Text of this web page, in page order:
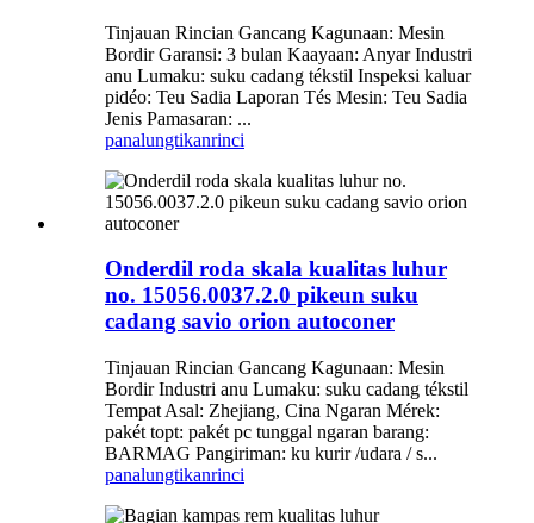
Tinjauan Rincian Gancang Kagunaan: Mesin
Bordir Garansi: 3 bulan Kaayaan: Anyar Industri
anu Lumaku: suku cadang tékstil Inspeksi kaluar
pidéo: Teu Sadia Laporan Tés Mesin: Teu Sadia
Jenis Pamasaran: ...
panalungtikanrinci
Onderdil roda skala kualitas luhur
no. 15056.0037.2.0 pikeun suku
cadang savio orion autoconer
Tinjauan Rincian Gancang Kagunaan: Mesin
Bordir Industri anu Lumaku: suku cadang tékstil
Tempat Asal: Zhejiang, Cina Ngaran Mérek:
pakét topt: pakét pc tunggal ngaran barang:
BARMAG Pangiriman: ku kurir /udara / s...
panalungtikanrinci